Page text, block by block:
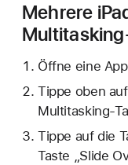
Mehrere
Öffne eine
Tippe oben
Multitasking-
Tippe auf die
Taste „Slide